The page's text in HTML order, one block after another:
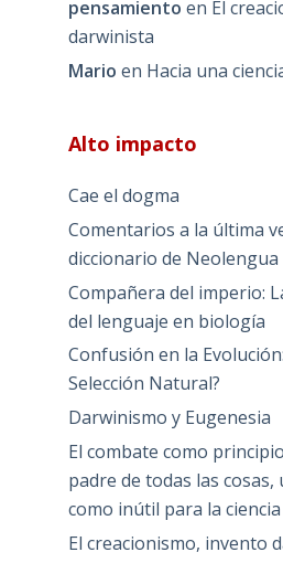
pensamiento en El
darwinista
Mario en Hacia una
Alto impacto
Cae el dogma
Comentarios a la última
diccionario de Neolengua
Compañera del imperio:
del lenguaje en biología
Confusión en la
Selección Natural?
Darwinismo y Eugenesia
El combate como
padre de todas las cosas,
como inútil para la ciencia
El creacionismo, invento